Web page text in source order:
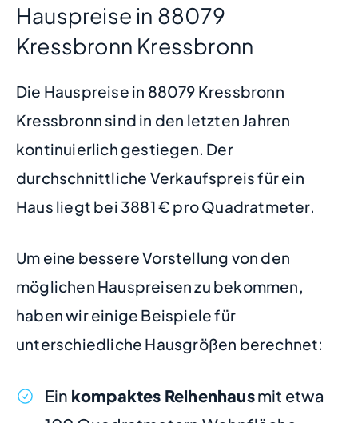
Hauspreise in 88079
Kressbronn Kressbronn
Die Hauspreise in 88079 Kressbronn
Kressbronn sind in den letzten Jahren
kontinuierlich gestiegen. Der
durchschnittliche Verkaufspreis für ein
Haus liegt bei 3881 € pro Quadratmeter.
Um eine bessere Vorstellung von den
möglichen Hauspreisen zu bekommen,
haben wir einige Beispiele für
unterschiedliche Hausgrößen berechnet:
Ein kompaktes Reihenhausmit etwa